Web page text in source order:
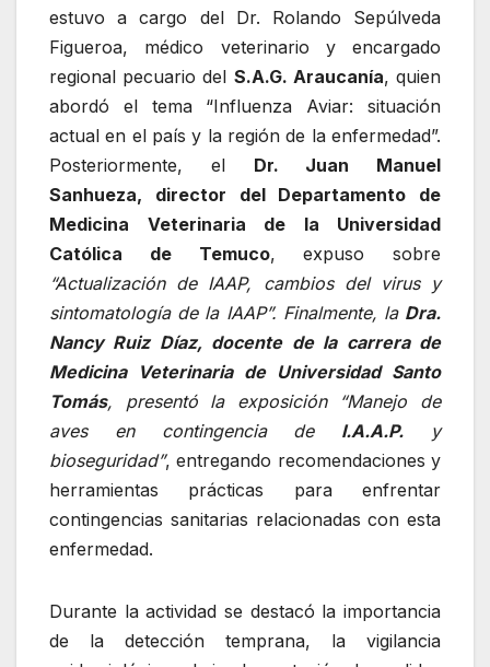
estuvo a cargo del Dr. Rolando Sepúlveda
Figueroa, médico veterinario y encargado
regional pecuario del S.A.G. Araucanía, quien
abordó el tema “Influenza Aviar: situación
actual en el país y la región de la enfermedad”.
Posteriormente, el Dr. Juan Manuel
Sanhueza, director del Departamento de
Medicina Veterinaria de la Universidad
Católica de Temuco, expuso sobre
“Actualización de IAAP, cambios del virus y
sintomatología de la IAAP”. Finalmente, la Dra.
Nancy Ruiz Díaz, docente de la carrera de
Medicina Veterinaria de Universidad Santo
Tomás, presentó la exposición “Manejo de
aves en contingencia de I.A.A.P. y
bioseguridad”, entregando recomendaciones y
herramientas prácticas para enfrentar
contingencias sanitarias relacionadas con esta
enfermedad.
Durante la actividad se destacó la importancia
de la detección temprana, la vigilancia